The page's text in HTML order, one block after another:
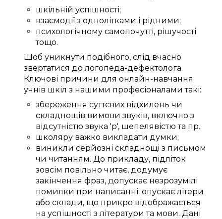
шкільній успішності;
взаємодії з однолітками і рідними;
психологічному самопочутті, рішучості
тощо.
Щоб уникнути подібного, слід вчасно
звертатися дологопеда-дефектолога.
Ключові причини для онлайн-навчання
учнів шкіл з нашими професіоналами такі:
збереження суттєвих відхилень чи
складнощів вимови звуків, включно з
відсутністю звука 'р', шепелявістю та пр.;
школяру важко викладати думки;
виникли серйозні складнощі з письмом
чи читанням. До прикладу, підліток
зовсім повільно читає, додумує
закінчення фраз, допускає незрозумілі
помилки при написанні: опускаєлітери
або склади, що прикро відображається
на успішності злітератури та мови. Дані